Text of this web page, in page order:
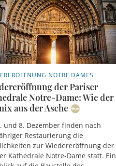
NOTRE DAMES
der Pariser
Notre-Dame: Wie der
aus der Asche
und 8. Dezember finden nach
Restaurierung die
zur Wiedereröffnung der
Kathedrale Notre-Dame statt. Ein